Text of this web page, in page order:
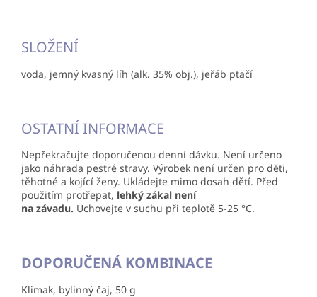
SLOŽENÍ
voda, jemný kvasný líh (alk. 35% obj.), jeřáb ptačí
OSTATNÍ INFORMACE
Nepřekračujte doporučenou denní dávku. Není určeno
jako náhrada pestré stravy. Výrobek není určen pro děti,
těhotné a kojící ženy. Ukládejte mimo dosah dětí. Před
použitím protřepat, lehký zákal není
na závadu. Uchovejte v suchu při teplotě 5-25 °C.
DOPORUČENÁ KOMBINACE
Klimak, bylinný čaj, 50 g